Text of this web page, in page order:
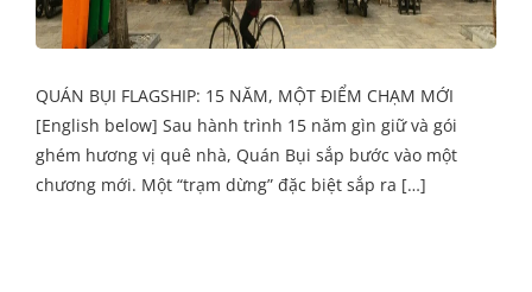
QUÁN BỤI FLAGSHIP: 15 NĂM, MỘT ĐIỂM CHẠM MỚI
[English below] Sau hành trình 15 năm gìn giữ và gói
ghém hương vị quê nhà, Quán Bụi sắp bước vào một
chương mới. Một “trạm dừng” đặc biệt sắp ra […]